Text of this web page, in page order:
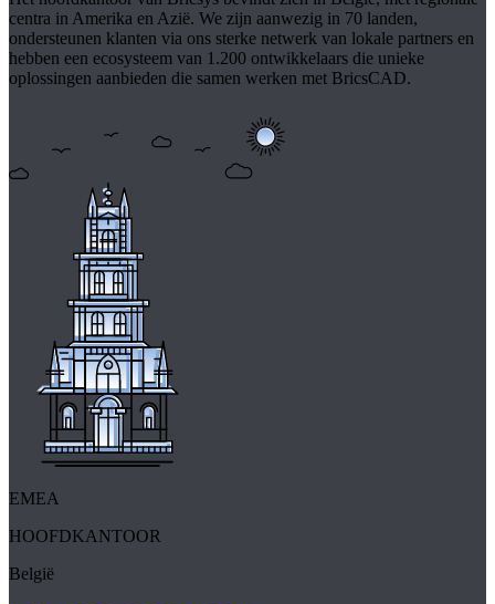
centra in Amerika en Azië. We zijn aanwezig in 70 landen,
ondersteunen klanten via ons sterke netwerk van lokale partners en
hebben een ecosysteem van 1.200 ontwikkelaars die unieke
oplossingen aanbieden die samen werken met BricsCAD.
EMEA
HOOFDKANTOOR
België